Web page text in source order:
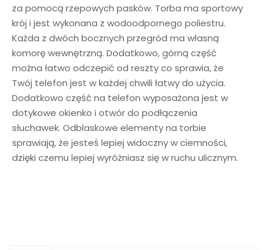
za pomocą rzepowych pasków. Torba ma sportowy
krój i jest wykonana z wodoodpornego poliestru.
Każda z dwóch bocznych przegród ma własną
komorę wewnętrzną. Dodatkowo, górną część
można łatwo odczepić od reszty co sprawia, że
Twój telefon jest w każdej chwili łatwy do użycia.
Dodatkowo część na telefon wyposażona jest w
dotykowe okienko i otwór do podłączenia
słuchawek. Odblaskowe elementy na torbie
sprawiają, że jesteś lepiej widoczny w ciemności,
dzięki czemu lepiej wyróżniasz się w ruchu ulicznym.